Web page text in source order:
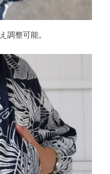
調整可能。